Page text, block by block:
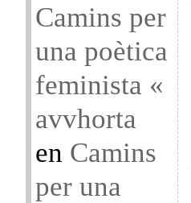
Camins per
una poètica
feminista «
avvhorta
en Camins
per una